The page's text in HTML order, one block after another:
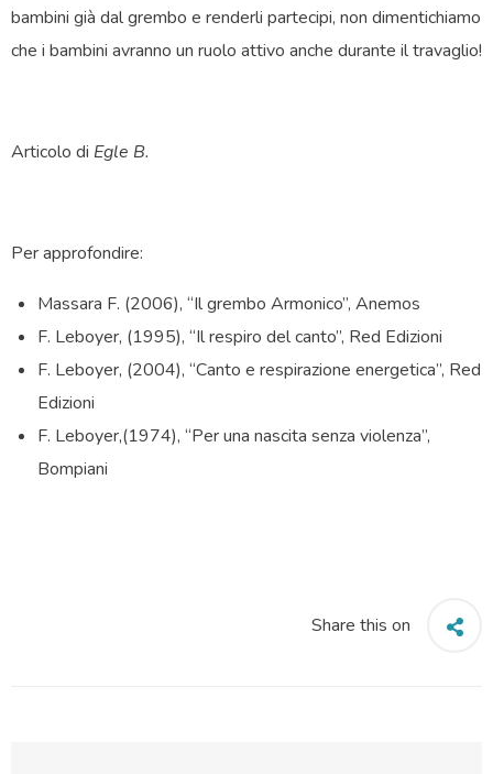
bambini già dal grembo e renderli partecipi, non dimentichiamo
che i bambini avranno un ruolo attivo anche durante il travaglio!
Articolo di Egle B.
Per approfondire:
Massara F. (2006), “Il grembo Armonico”, Anemos
F. Leboyer, (1995), “Il respiro del canto”, Red Edizioni
F. Leboyer, (2004), “Canto e respirazione energetica”, Red
Edizioni
F. Leboyer,(1974), “Per una nascita senza violenza”,
Bompiani
Share this on